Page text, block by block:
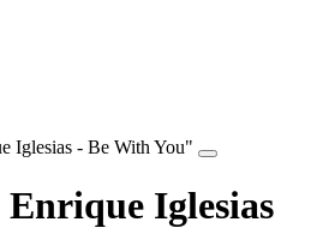
Enrique Iglesias